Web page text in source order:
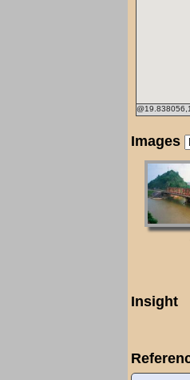
Images
Insight